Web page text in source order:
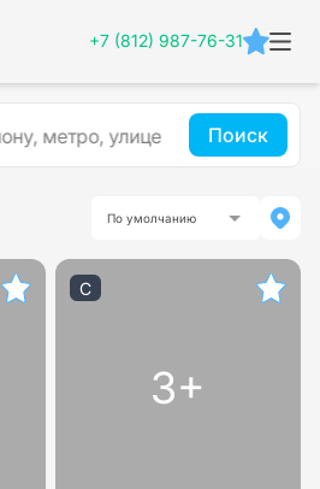
+7 (812) 987-76-31
Поиск
По умолчанию
C
3+